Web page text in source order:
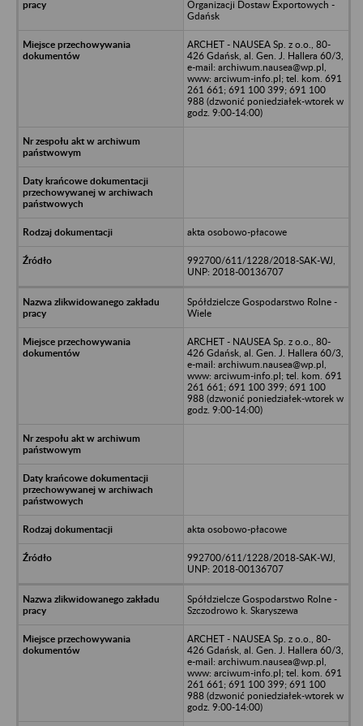
Organizacji Dostaw Exportowych -
Gdańsk
ARCHET - NAUSEA Sp. z o.o., 80-
426 Gdańsk, al. Gen. J. Hallera 60/3,
e-mail: archiwum.nausea@wp.pl,
www: arciwum-info.pl; tel. kom. 691
261 661; 691 100 399; 691 100
988 (dzwonić poniedziałek-wtorek w
godz. 9:00-14:00)
akta osobowo-płacowe
992700/611/1228/2018-SAK-WJ,
UNP: 2018-00136707
Spółdzielcze Gospodarstwo Rolne -
Wiele
ARCHET - NAUSEA Sp. z o.o., 80-
426 Gdańsk, al. Gen. J. Hallera 60/3,
e-mail: archiwum.nausea@wp.pl,
www: arciwum-info.pl; tel. kom. 691
261 661; 691 100 399; 691 100
988 (dzwonić poniedziałek-wtorek w
godz. 9:00-14:00)
akta osobowo-płacowe
992700/611/1228/2018-SAK-WJ,
UNP: 2018-00136707
Spółdzielcze Gospodarstwo Rolne -
Szczodrowo k. Skaryszewa
ARCHET - NAUSEA Sp. z o.o., 80-
426 Gdańsk, al. Gen. J. Hallera 60/3,
e-mail: archiwum.nausea@wp.pl,
www: arciwum-info.pl; tel. kom. 691
261 661; 691 100 399; 691 100
988 (dzwonić poniedziałek-wtorek w
godz. 9:00-14:00)